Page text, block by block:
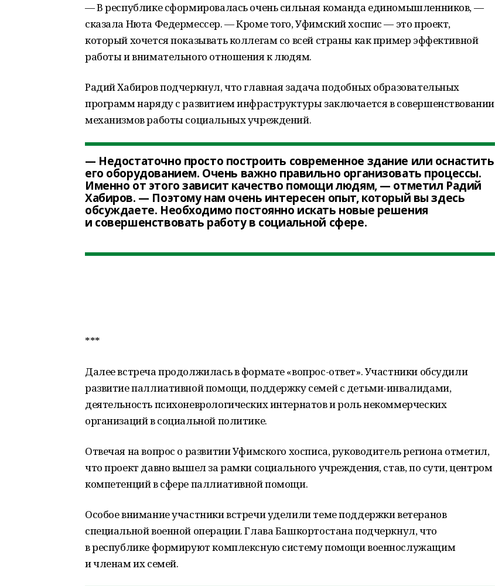
— В республике сформировалась очень сильная команда единомышленников, —
сказала Нюта Федермессер. — Кроме того, Уфимский хоспис — это проект,
который хочется показывать коллегам со всей страны как пример эффективной
работы и внимательного отношения к людям.
Радий Хабиров подчеркнул, что главная задача подобных образовательных
программ наряду с развитием инфраструктуры заключается в совершенствовании
механизмов работы социальных учреждений.
— Недостаточно просто построить современное здание или оснастить
его оборудованием. Очень важно правильно организовать процессы.
Именно от этого зависит качество помощи людям, — отметил Радий
Хабиров. — Поэтому нам очень интересен опыт, который вы здесь
обсуждаете. Необходимо постоянно искать новые решения
и совершенствовать работу в социальной сфере.
***
Далее встреча продолжилась в формате «вопрос-ответ». Участники обсудили
развитие паллиативной помощи, поддержку семей с детьми-инвалидами,
деятельность психоневрологических интернатов и роль некоммерческих
организаций в социальной политике.
Отвечая на вопрос о развитии Уфимского хосписа, руководитель региона отметил,
что проект давно вышел за рамки социального учреждения, став, по сути, центром
компетенций в сфере паллиативной помощи.
Особое внимание участники встречи уделили теме поддержки ветеранов
специальной военной операции. Глава Башкортостана подчеркнул, что
в республике формируют комплексную систему помощи военнослужащим
и членам их семей.